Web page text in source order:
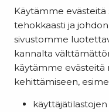
Käytämme
tehokkaasti ja
sivustomme
kannalta
käytämme evästeitä
kehittämiseen,